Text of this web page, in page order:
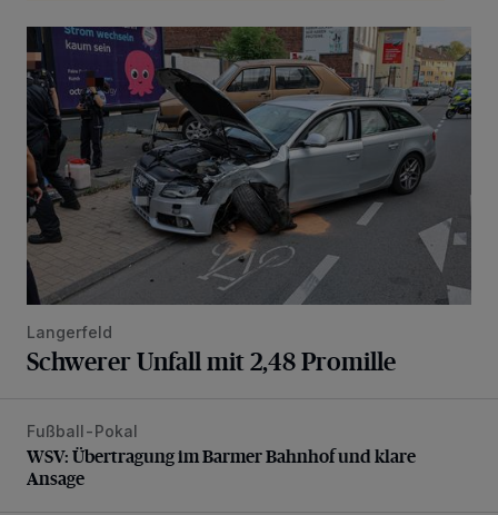
Schwerer Unfall mit 2,48 Promille
Langerfeld
Schwerer Unfall mit 2,48 Promille
WSV: Übertragung im Barmer Bahnhof und klare Ansage
Fußball-Pokal
WSV: Übertragung im Barmer Bahnhof und klare
Ansage